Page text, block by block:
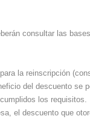
consultar las
la reinscripción
del descuento se
los requisitos.
el descuento que